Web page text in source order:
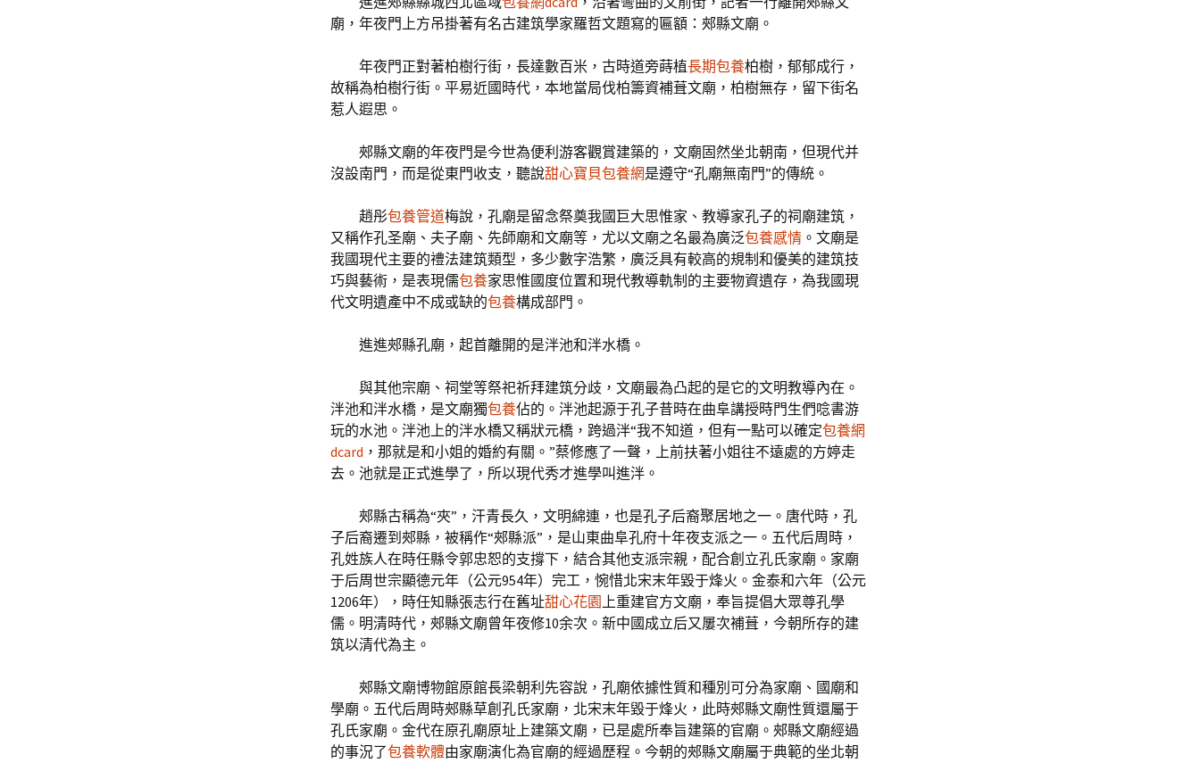
廟，年夜門上方吊掛著有名古建筑學家羅哲文題寫的匾額：郟縣文廟。
年夜門正對著柏樹行街，長達數百米，古時道旁蒔植長期包養柏樹，郁郁成行，
故稱為柏樹行街。平易近國時代，本地當局伐柏籌資補葺文廟，柏樹無存，留下街名
惹人遐思。
郟縣文廟的年夜門是今世為便利游客觀賞建築的，文廟固然坐北朝南，但現代并
沒設南門，而是從東門收支，聽說甜心寶貝包養網是遵守“孔廟無南門”的傳統。
趙彤包養管道梅說，孔廟是留念祭奠我國巨大思惟家、教導家孔子的祠廟建筑，
又稱作孔圣廟、夫子廟、先師廟和文廟等，尤以文廟之名最為廣泛包養感情 。文廟是
我國現代主要的禮法建筑類型，多少數字浩繁，廣泛具有較高的規制和優美的建筑技
巧與藝術，是表現儒包養家思惟國度位置和現代教導軌制的主要物資遺存，為我國現
代文明遺產中不成或缺的包養構成部門。
進進郟縣孔廟，起首離開的是泮池和泮水橋。
與其他宗廟、祠堂等祭祀祈拜建筑分歧，文廟最為凸起的是它的文明教導內在。
泮池和泮水橋，是文廟獨包養佔的。泮池起源于孔子昔時在曲阜講授時門生們唸書游
玩的水池。泮池上的泮水橋又稱狀元橋，跨過泮“我不知道，但有一點可以確定包養網
dcard ，那就是和小姐的婚約有關。”蔡修應了一聲，上前扶著小姐往不遠處的方婷走
去。池就是正式進學了，所以現代秀才進學叫進泮。
郟縣古稱為“夾”，汗青長久，文明綿連，也是孔子后裔聚居地之一。唐代時，孔
子后裔遷到郟縣，被稱作“郟縣派”，是山東曲阜孔府十年夜支派之一。五代后周時，
孔姓族人在時任縣令郭忠恕的支撐下，結合其他支派宗親，配合創立孔氏家廟。家廟
于后周世宗顯德元年（公元954年）完工，惋惜北宋末年毀于烽火。金泰和六年（公元
1206年），時任知縣張志行在舊址甜心花園上重建官方文廟，奉旨提倡大眾尊孔學
儒。明清時代，郟縣文廟曾年夜修10余次。新中國成立后又屢次補葺，今朝所存的建
筑以清代為主。
郟縣文廟博物館原館長梁朝利先容說，孔廟依據性質和種別可分為家廟、國廟和
學廟。五代后周時郟縣草創孔氏家廟，北宋末年毀于烽火，此時郟縣文廟性質還屬于
孔氏家廟。金代在原孔廟原址上建築文廟，已是處所奉旨建築的官廟。郟縣文廟經過
的事況了包養軟體由家廟演化為官廟的經過歷程。今朝的郟縣文廟屬于典範的坐北朝